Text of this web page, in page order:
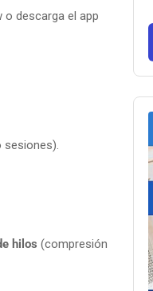
o descarga el app
sesiones).
hilos (compresión